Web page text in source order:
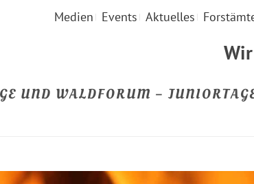
Medien Events Aktuelles
Wir
UND WALDFORUM –